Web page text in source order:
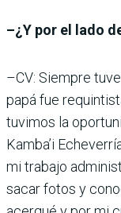
–¿Y por el lado
–CV: Siempre
papá fue
tuvimos la
Kamba’i
mi trabajo
sacar fotos y